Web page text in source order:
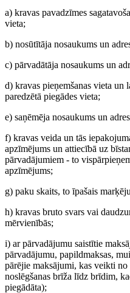
a) kravas pavadzīmes
vieta;
b) nosūtītāja nosaukums un
c) pārvadātāja nosaukums un
d) kravas pieņemšanas vieta un
paredzētā piegādes vieta;
e) saņēmēja nosaukums un
f) kravas veida un tās
apzīmējums un attiecībā uz
pārvadājumiem - to
apzīmējums;
g) paku skaits, to īpašais
h) kravas bruto svars vai
mērvienībās;
i) ar pārvadājumu saistītie
pārvadājumu, papildmaksas,
pārējie maksājumi, kas veikti no
noslēgšanas brīža līdz brīdim,
piegādāta);